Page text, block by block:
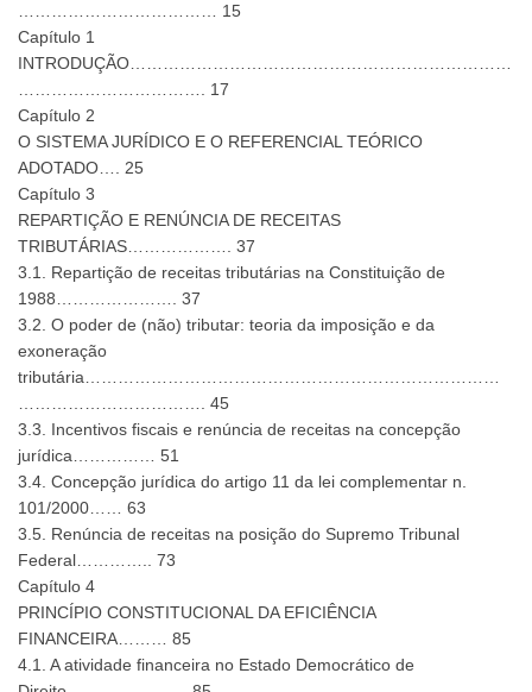
……………………………… 15
Capítulo 1
INTRODUÇÃO……………………………………………………………
……………………………. 17
Capítulo 2
O SISTEMA JURÍDICO E O REFERENCIAL TEÓRICO
ADOTADO…. 25
Capítulo 3
REPARTIÇÃO E RENÚNCIA DE RECEITAS
TRIBUTÁRIAS………………. 37
3.1. Repartição de receitas tributárias na Constituição de
1988…………………. 37
3.2. O poder de (não) tributar: teoria da imposição e da
exoneração
tributária…………………………………………………………………
……………………………. 45
3.3. Incentivos fiscais e renúncia de receitas na concepção
jurídica…………… 51
3.4. Concepção jurídica do artigo 11 da lei complementar n.
101/2000…… 63
3.5. Renúncia de receitas na posição do Supremo Tribunal
Federal………….. 73
Capítulo 4
PRINCÍPIO CONSTITUCIONAL DA EFICIÊNCIA
FINANCEIRA……… 85
4.1. A atividade financeira no Estado Democrático de